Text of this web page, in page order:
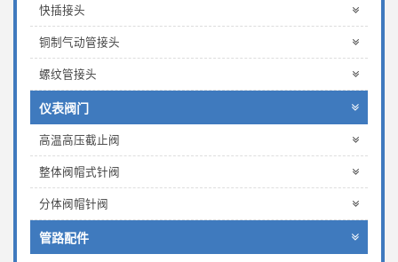
快插接头
铜制气动管接头
螺纹管接头
仪表阀门
高温高压截止阀
整体阀帽式针阀
分体阀帽针阀
管路配件